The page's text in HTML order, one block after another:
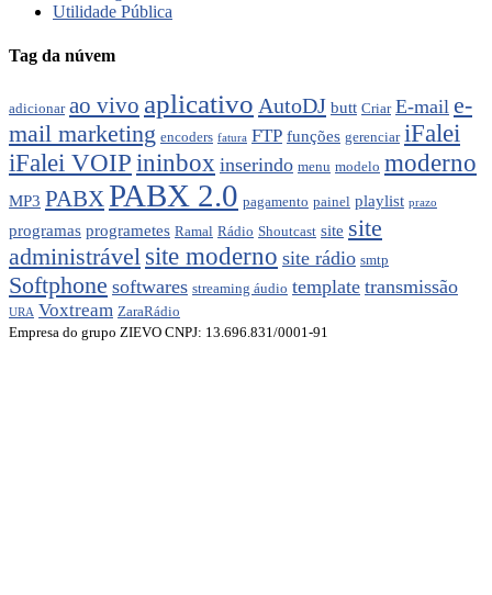
Utilidade Pública
Tag da núvem
adicionar ao vivo aplicativo AutoDJ butt Criar E-mail e-
mail marketing encoders fatura FTP funções gerenciar iFalei
iFalei VOIP ininbox inserindo menu modelo moderno
MP3 PABXPABX 2.0 pagamento painel playlist prazo
programas programetes Ramal Rádio Shoutcast site site
administrável site moderno site rádio smtp
Softphone softwares streaming áudio template transmissão
URA Voxtream ZaraRádio
Empresa do grupo ZIEVO CNPJ: 13.696.831/0001-91